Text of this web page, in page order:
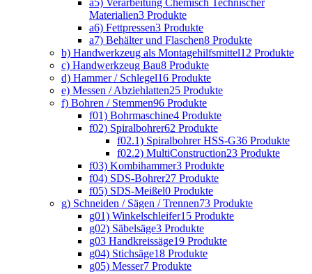
Materialien3 Produkte
a6) Fettpressen3 Produkte
a7) Behälter und Flaschen8 Produkte
b) Handwerkzeug als Montagehilfsmittel12 Produkte
c) Handwerkzeug Bau8 Produkte
d) Hammer / Schlegel16 Produkte
e) Messen / Abziehlatten25 Produkte
f) Bohren / Stemmen96 Produkte
f01) Bohrmaschine4 Produkte
f02) Spiralbohrer62 Produkte
f02.1) Spiralbohrer HSS-G36 Produkte
f02.2) MultiConstruction23 Produkte
f03) Kombihammer3 Produkte
f04) SDS-Bohrer27 Produkte
f05) SDS-Meißel0 Produkte
g) Schneiden / Sägen / Trennen73 Produkte
g01) Winkelschleifer15 Produkte
g02) Säbelsäge3 Produkte
g03 Handkreissäge19 Produkte
g04) Stichsäge18 Produkte
g05) Messer7 Produkte